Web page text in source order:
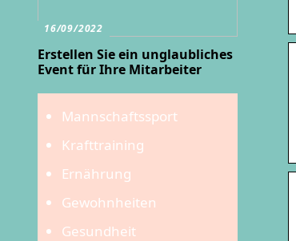
16/09/2022
Erstellen Sie ein unglaubliches
Event für Ihre Mitarbeiter
Mannschaftssport
Krafttraining
Ernährung
Gewohnheiten
Gesundheit